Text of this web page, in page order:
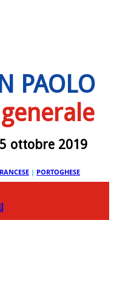
PAOLO
ottobre 2019
| PORTOGHESE